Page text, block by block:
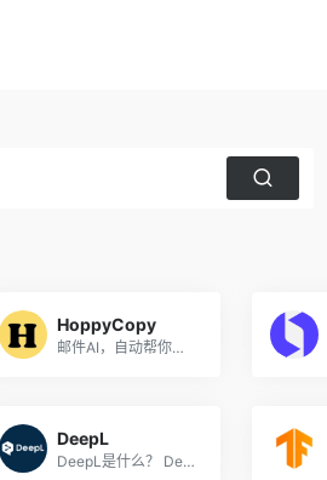
HoppyCopy
邮件AI，自动帮你写回复邮件
DeepL
DeepL是什么？ DeepL是一家总...